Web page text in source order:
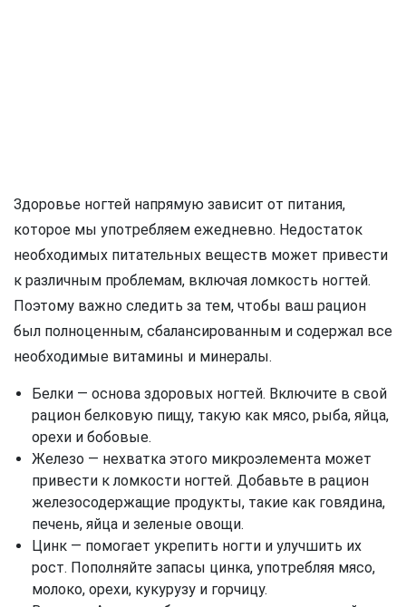
Здоровье ногтей напрямую зависит от питания,
которое мы употребляем ежедневно. Недостаток
необходимых питательных веществ может привести
к различным проблемам, включая ломкость ногтей.
Поэтому важно следить за тем, чтобы ваш рацион
был полноценным, сбалансированным и содержал все
необходимые витамины и минералы.
Белки — основа здоровых ногтей. Включите в свой
рацион белковую пищу, такую как мясо, рыба, яйца,
орехи и бобовые.
Железо — нехватка этого микроэлемента может
привести к ломкости ногтей. Добавьте в рацион
железосодержащие продукты, такие как говядина,
печень, яйца и зеленые овощи.
Цинк — помогает укрепить ногти и улучшить их
рост. Пополняйте запасы цинка, употребляя мясо,
молоко, орехи, кукурузу и горчицу.